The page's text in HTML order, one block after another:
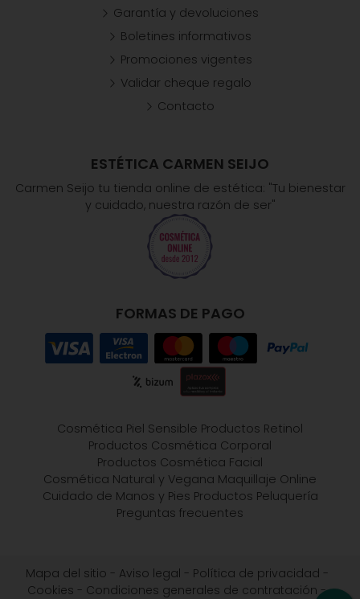
ESTÉTICA CARMEN SEIJO
Carmen Seijo tu tienda online de estética: "Tu bienestar
y cuidado, nuestra razón de ser"
FORMAS DE PAGO
Garantía y devoluciones
Boletines informativos
Promociones vigentes
Validar cheque regalo
Contacto
Cosmética Piel Sensible Productos Retinol
Productos Cosmética Corporal
Productos Cosmética Facial
Cosmética Natural y Vegana Maquillaje Online
Cuidado de Manos y Pies Productos Peluquería
Preguntas frecuentes
Mapa del sitio - Aviso legal - Política de privacidad -
Cookies - Condiciones generales de contratación -